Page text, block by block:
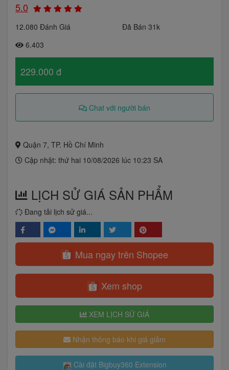
5.0
12.080 Đánh Giá
Đã Bán 31k
6.403
229.000 đ
Chat với người bán
Quận 7, TP. Hồ Chí Minh
Cập nhật: thứ hai 10/08/2026 lúc 10:23 SA
LỊCH SỬ GIÁ SẢN PHẨM
Đang tải lịch sử giá...
Mua ngay trên Shopee
Xem shop
XEM LỊCH SỬ GIÁ
Nhận thông báo khi giá giảm
Cài đặt Bigbuy360 Extension